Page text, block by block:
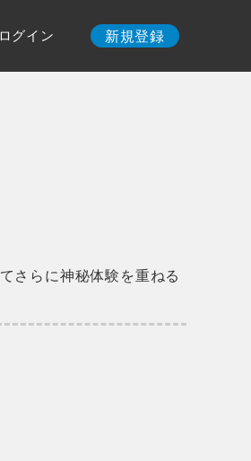
ログイン 新規登録
さらに神秘体験を重ねる